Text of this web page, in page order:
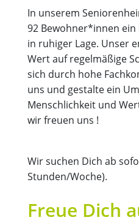
In unserem
92 Bewohner*innen
in ruhiger Lage. Unser
Wert auf regelmäßige
sich durch hohe
uns und gestalte ein
Menschlichkeit und
wir freuen uns !
Wir suchen Dich ab
Stunden/Woche).
Freue Dich